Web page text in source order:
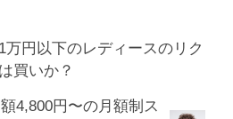
万円以下のレディースのリク
買いか？
4,800円〜の月額制ス